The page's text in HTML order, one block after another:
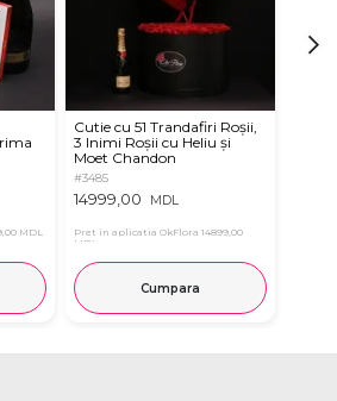
MDL
Cutie cu 51 Trandafiri Roșii,
3 Inimi Roșii cu Heliu și
Moet Chandon
#3485
14999,00 MDL
Pret in aplicatia OkFlora 14899,00
MDL
Cumpara